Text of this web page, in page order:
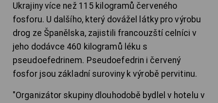
Ukrajiny více než 115 kilogramů červeného
fosforu. U dalšího, který dovážel látky pro výrobu
drog ze Španělska, zajistili francouzští celníci v
jeho dodávce 460 kilogramů léku s
pseudoefedrinem. Pseudoefedrin i červený
fosfor jsou základní suroviny k výrobě pervitinu.
"Organizátor skupiny dlouhodobě bydlel v hotelu v